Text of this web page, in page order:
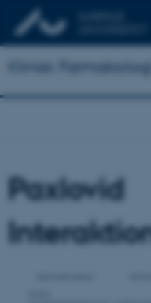
Klinisk Farmakologi
Paxlovid